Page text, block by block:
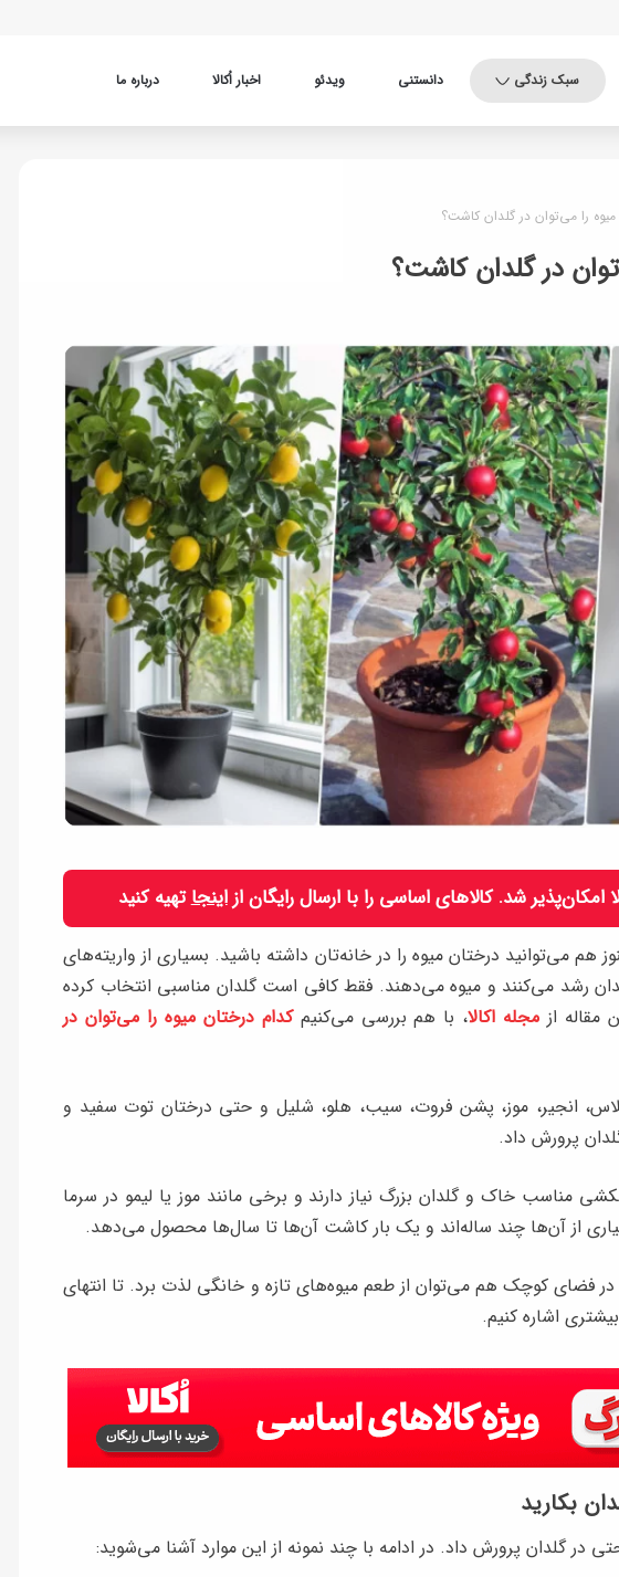
سبک زندگی دانستنی ویدئو اخبار اُکالا درباره ما
را می‌توان در گلدان کاشت؟
در گلدان کاشت؟
امکان‌پذیر شد. کالاهای اساسی را با ارسال رایگان ازاینجاتهیه کنید
هم می‌توانید درختان میوه را در خانه‌تان داشته باشید. بسیاری از واریته‌های
رشد می‌کنند و میوه می‌دهند. فقط کافی‌ است گلدان مناسبی انتخاب کرده
مقاله از مجله اکالا، با هم بررسی می‌کنیمکدام درختان میوه را می‌توان در
گیلاس، انجیر، موز، پشن فروت، سیب، هلو، شلیل و حتی درختان توت سفید و
پرورش داد.
مناسب خاک و گلدان بزرگ نیاز دارند و برخی مانند موز یا لیمو در سرما
از آن‌ها چند ساله‌اند و یک ‌بار کاشت آن‌ها تا سال‌ها محصول می‌دهد.
فضای کوچک هم می‌توان از طعم میوه‌های تازه و خانگی لذت برد. تا انتهای
اشاره کنیم.
بکارید
در گلدان پرورش داد. در ادامه با چند نمونه از این موارد آشنا می‌شوید: